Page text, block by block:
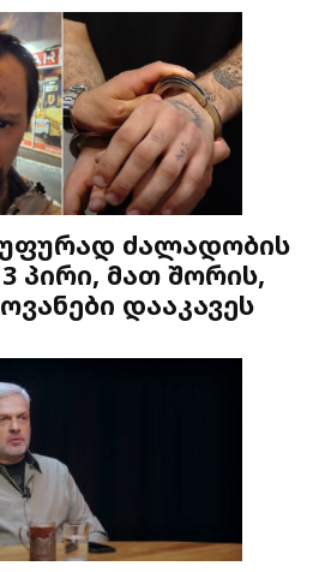
ძალადობის
პირი, მათ შორის,
დააკავეს